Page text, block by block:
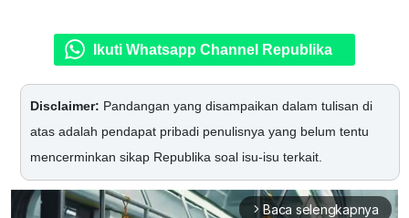
Ikuti Whatsapp Channel Republika
Disclaimer: Pandangan yang disampaikan dalam tulisan di
atas adalah pendapat pribadi penulisnya yang belum tentu
mencerminkan sikap Republika soal isu-isu terkait.
arrow_forward_ios Baca selengkapnya